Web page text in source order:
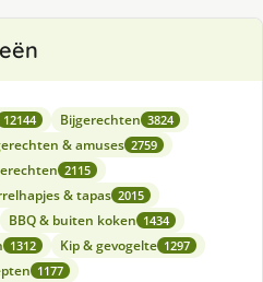
12144 Bijgerechten 3824
& amuses 2759
2115
& tapas 2015
BBQ & buiten koken 1434
1312 Kip & gevogelte 1297
1177